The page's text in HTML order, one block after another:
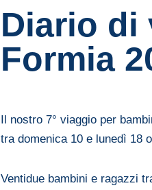
Diario di
Formia
Il nostro 7° viaggio per
tra domenica 10 e lunedì 18
Ventidue bambini e ragazzi